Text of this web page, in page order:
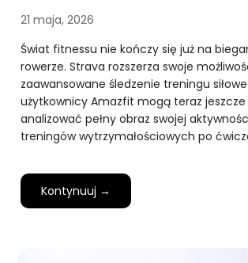
21 maja, 2026
Świat fitnessu nie kończy się już na
rowerze. Strava rozszerza swoje
zaawansowane śledzenie treningu
użytkownicy Amazfit mogą teraz jeszcze
analizować pełny obraz swojej
treningów wytrzymałościowych po
Kontynuuj →